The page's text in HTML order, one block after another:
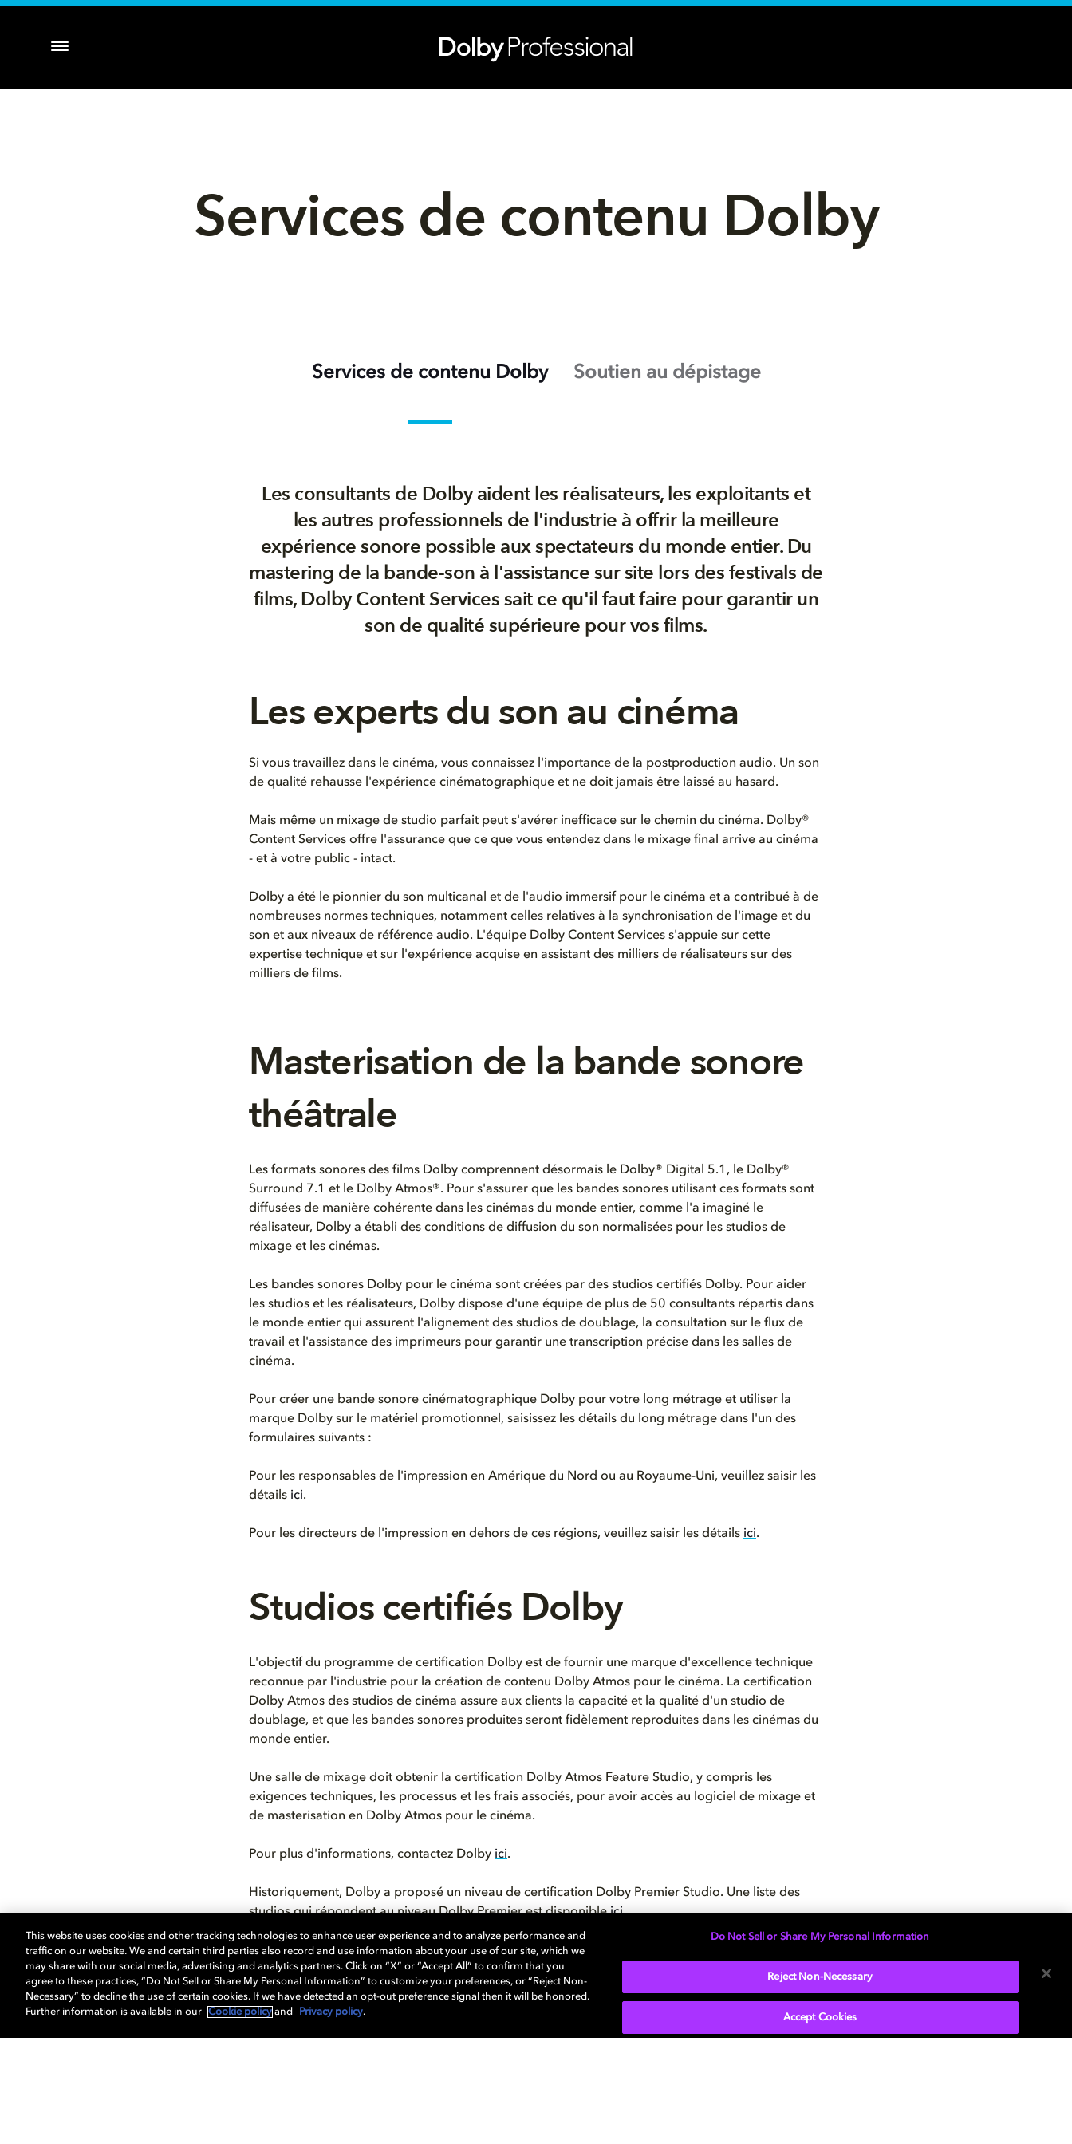
Services de contenu Dolby
Services de contenu Dolby Soutien au dépistage
Les consultants de Dolby aident les réalisateurs, les exploitants et
les autres professionnels de l'industrie à offrir la meilleure
expérience sonore possible aux spectateurs du monde entier. Du
mastering de la bande-son à l'assistance sur site lors des festivals de
films, Dolby Content Services sait ce qu'il faut faire pour garantir un
son de qualité supérieure pour vos films.
Les experts du son au cinéma
Si vous travaillez dans le cinéma, vous connaissez l'importance de la postproduction audio. Un son
de qualité rehausse l'expérience cinématographique et ne doit jamais être laissé au hasard.
Mais même un mixage de studio parfait peut s'avérer inefficace sur le chemin du cinéma. Dolby®
Content Services offre l'assurance que ce que vous entendez dans le mixage final arrive au cinéma
- et à votre public - intact.
Dolby a été le pionnier du son multicanal et de l'audio immersif pour le cinéma et a contribué à de
nombreuses normes techniques, notamment celles relatives à la synchronisation de l'image et du
son et aux niveaux de référence audio. L'équipe Dolby Content Services s'appuie sur cette
expertise technique et sur l'expérience acquise en assistant des milliers de réalisateurs sur des
milliers de films.
Masterisation de la bande sonore
théâtrale
Les formats sonores des films Dolby comprennent désormais le Dolby® Digital 5.1, le Dolby®
Surround 7.1 et le Dolby Atmos®. Pour s'assurer que les bandes sonores utilisant ces formats sont
diffusées de manière cohérente dans les cinémas du monde entier, comme l'a imaginé le
réalisateur, Dolby a établi des conditions de diffusion du son normalisées pour les studios de
mixage et les cinémas.
Les bandes sonores Dolby pour le cinéma sont créées par des studios certifiés Dolby. Pour aider
les studios et les réalisateurs, Dolby dispose d'une équipe de plus de 50 consultants répartis dans
le monde entier qui assurent l'alignement des studios de doublage, la consultation sur le flux de
travail et l'assistance des imprimeurs pour garantir une transcription précise dans les salles de
cinéma.
Pour créer une bande sonore cinématographique Dolby pour votre long métrage et utiliser la
marque Dolby sur le matériel promotionnel, saisissez les détails du long métrage dans l'un des
formulaires suivants :
Pour les responsables de l'impression en Amérique du Nord ou au Royaume-Uni, veuillez saisir les
détails ici.
Pour les directeurs de l'impression en dehors de ces régions, veuillez saisir les détails ici.
Studios certifiés Dolby
L'objectif du programme de certification Dolby est de fournir une marque d'excellence technique
reconnue par l'industrie pour la création de contenu Dolby Atmos pour le cinéma. La certification
Dolby Atmos des studios de cinéma assure aux clients la capacité et la qualité d'un studio de
doublage, et que les bandes sonores produites seront fidèlement reproduites dans les cinémas du
monde entier.
Une salle de mixage doit obtenir la certification Dolby Atmos Feature Studio, y compris les
exigences techniques, les processus et les frais associés, pour avoir accès au logiciel de mixage et
de masterisation en Dolby Atmos pour le cinéma.
Pour plus d'informations, contactez Dolby ici.
Historiquement, Dolby a proposé un niveau de certification Dolby Premier Studio. Une liste des
studios qui répondent au niveau Dolby Premier est disponibleici.
This website uses cookies and other tracking technologies to enhance user experience and to analyze performance and
traffic on our website. We and certain third parties also record and use information about your use of our site, which we
may share with our social media, advertising and analytics partners. Click on “X” or “Accept All” to confirm that you
agree to these practices, “Do Not Sell or Share My Personal Information” to customize your preferences, or “Reject Non-
Necessary” to decline the use of certain cookies. If we have detected an opt-out preference signal then it will be honored.
Further information is available in our
Cookie policy and Privacy policy.
Do Not Sell or Share My Personal Information
Reject Non-Necessary
Accept Cookies